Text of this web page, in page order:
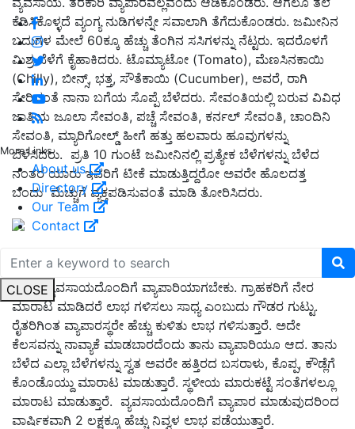
More Links
About us
Directory
Our Team
Contact
CLOSE
ಕೆಡಿಸಿಕೊಳ್ಳದೆ ವ್ಯಂಗ್ಯ ನುಡಿಗಳನ್ನೇ ಸವಾಲಾಗಿ ತೆಗೆದುಕೊಂಡರು. ಜಮೀನಿನ
ಬದುಗಳ ಮೇಲೆ 60ಕ್ಕೂ ಹೆಚ್ಚು ತೆಂಗಿನ ಸಸಿಗಳನ್ನು ನೆಟ್ಟರು. ಇದರೊಳಗೆ
ಮಿಶ್ರ ಬೆಳೆಗೆ ಕೈಹಾಕಿದರು. ಟೊಮ್ಯಾಟೋ (Tomato), ಮೆಣಸಿನಕಾಯಿ
(Chilly), ಬೀನ್ಸ್, ಭತ್ತ, ಸೌತೆಕಾಯಿ (Cucumber), ಅವರೆ, ರಾಗಿ
ಸೇರಿದಂತೆ ನಾನಾ ಬಗೆಯ ಸೊಪ್ಪೆ ಬೆಳೆದರು. ಸೇವಂತಿಯಲ್ಲಿ ಬರುವ ವಿವಿಧ
ಜಾತಿಯ ಜೂಲಾ ಸೇವಂತಿ, ಪಚ್ಚೆ ಸೇವಂತಿ, ಕರ್ನಲ್ ಸೇವಂತಿ, ಚಾಂದಿನಿ
ಸೇವಂತಿ, ಮ್ಯಾರಿಗೋಲ್ಡ್ ಹೀಗೆ ಹತ್ತು ಹಲವಾರು ಹೂವುಗಳನ್ನು
ಬೆಳೆಸಿದರು. ಪ್ರತಿ 10 ಗುಂಟೆ ಜಮೀನಿನಲ್ಲಿ ಪ್ರತ್ಯೇಕ ಬೆಳೆಗಳನ್ನು ಬೆಳೆದ
ನಂತರ ಯಾರು ಇವರಿಗೆ ಟೀಕೆ ಮಾಡುತ್ತಿದ್ದರೋ ಅವರೇ ಹೊಲದತ್ತ
ಬಂದು ಮೆಚ್ಚುಗೆ ವ್ಯಕ್ತಪಡಿಸುವಂತೆ ಮಾಡಿ ತೋರಿಸಿದರು.
ಕೃಷಿಕನಲ್ಲದೆ ವ್ಯಾಪಾರಿಯಾದ (Merchant) ರಾಜೇಗೌಡ
ರೈತರು ವ್ಯವಸಾಯದೊಂದಿಗೆ ವ್ಯಾಪಾರಿಯಾಗಬೇಕು. ಗ್ರಾಹಕರಿಗೆ ನೇರ
ಮಾರಾಟ ಮಾಡಿದರೆ ಲಾಭ ಗಳಿಸಲು ಸಾಧ್ಯ ಎಂಬುದು ಗೌಡರ ಗುಟ್ಟು.
ರೈತರಿಗಿಂತ ವ್ಯಾಪಾರಸ್ಥರೇ ಹೆಚ್ಚು ಕುಳಿತು ಲಾಭ ಗಳಿಸುತ್ತಾರೆ. ಅದೇ
ಕೆಲಸವನ್ನು ನಾವ್ಯಾಕೆ ಮಾಡಬಾರದೆಂದು ತಾನು ವ್ಯಾಪಾರಿಯೂ ಆದ. ತಾನು
ಬೆಳೆದ ಎಲ್ಲಾ ಬೆಳೆಗಳನ್ನು ಸ್ವತ ಅವರೇ ಹತ್ತಿರದ ಬಸರಾಳು, ಕೊಪ್ಪ, ಕೌಡ್ಲೆಗೆ
ಕೊಂಡೊಯ್ದು ಮಾರಾಟ ಮಾಡುತ್ತಾರೆ. ಸ್ಥಳೀಯ ಮಾರುಕಟ್ಟೆ ಸಂತೆಗಳಲ್ಲೂ
ಮಾರಾಟ ಮಾಡುತ್ತಾರೆ. ವ್ಯವಸಾಯದೊಂದಿಗೆ ವ್ಯಾಪಾರ ಮಾಡುವುದರಿಂದ
ವಾರ್ಷಿಕವಾಗಿ 2 ಲಕ್ಷಕ್ಕೂ ಹೆಚ್ಚು ನಿವ್ವಳ ಲಾಭ ಪಡೆಯುತ್ತಾರೆ.